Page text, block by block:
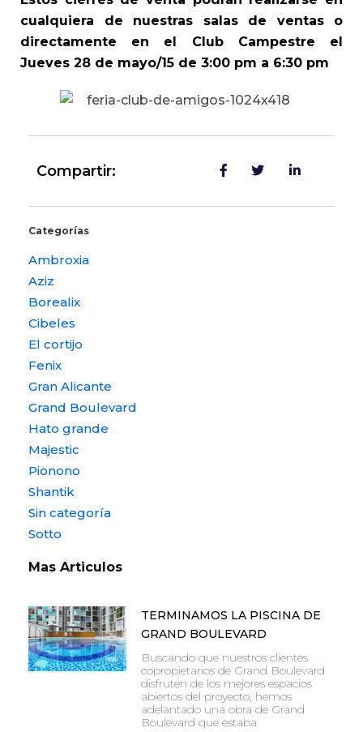
cualquiera de nuestras salas de ventas o
directamente en el Club Campestre el
Jueves 28 de mayo/15 de 3:00 pm a 6:30 pm
Compartir:
Categorías
Ambroxia
Aziz
Borealix
Cibeles
El cortijo
Fenix
Gran Alicante
Grand Boulevard
Hato grande
Majestic
Pionono
Shantik
Sin categoría
Sotto
Mas Articulos
TERMINAMOS LA PISCINA DE
GRAND BOULEVARD
Buscando que nuestros clientes
copropietarios de Grand Boulevard
disfruten de los mejores espacios
abiertos del proyecto, hemos
adelantado una obra de Grand
Boulevard que estaba